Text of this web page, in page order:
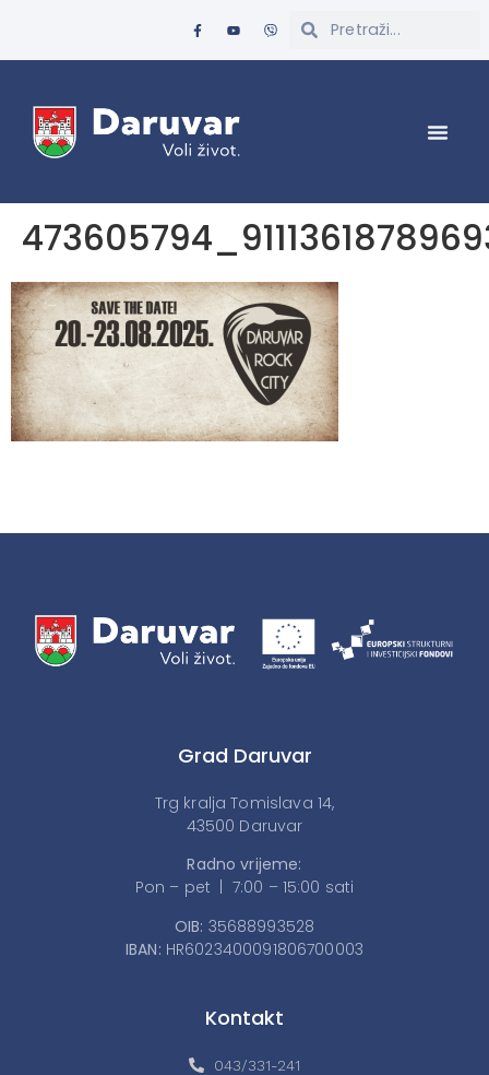
Grad Daruvar
Trg kralja Tomislava 14,
43500 Daruvar
Radno vrijeme:
Pon – pet | 7:00 – 15:00 sati
OIB: 35688993528
IBAN: HR6023400091806700003
Kontakt
043/331-241